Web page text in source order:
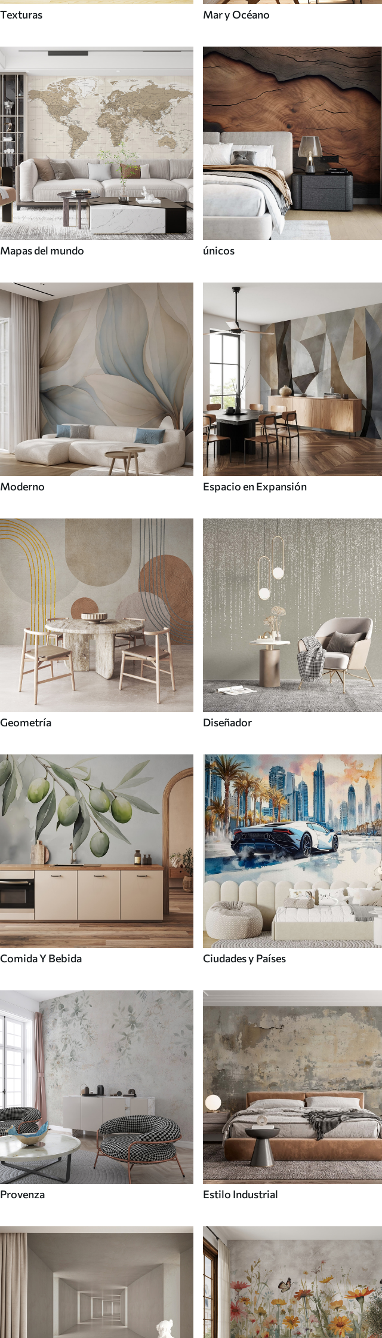
Texturas Mar y Océano
Mapas del mundo únicos
Moderno Espacio en Expansión
Geometría Diseñador
Comida Y Bebida Ciudades y Países
Provenza Estilo Industrial